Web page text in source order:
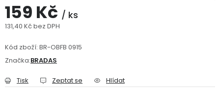
Servis nářadí
159 Kč / ks
131,40 Kč bez DPH
Kód zboží: BR-OBFB 0915
Značka:BRADAS
Tisk Zeptat se Hlídat